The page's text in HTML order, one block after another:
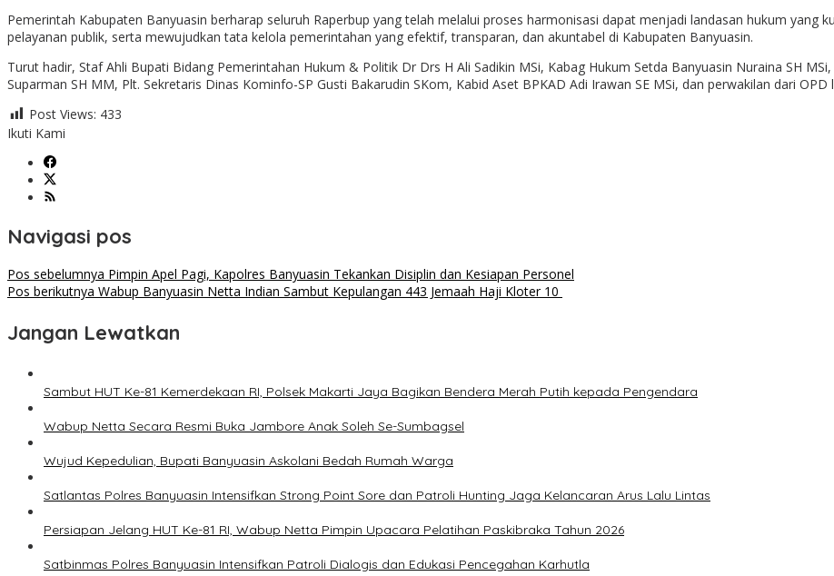
Pemerintah Kabupaten Banyuasin berharap seluruh Raperbup yang telah melalui proses harmonisasi dapat menjadi landasan hukum yang
pelayanan publik, serta mewujudkan tata kelola pemerintahan yang efektif, transparan, dan akuntabel di Kabupaten Banyuasin.
Turut hadir, Staf Ahli Bupati Bidang Pemerintahan Hukum & Politik Dr Drs H Ali Sadikin MSi, Kabag Hukum Setda Banyuasin Nuraina SH
Suparman SH MM, Plt. Sekretaris Dinas Kominfo-SP Gusti Bakarudin SKom, Kabid Aset BPKAD Adi Irawan SE MSi, dan perwakilan dari OPD
Post Views: 433
Ikuti Kami
Navigasi pos
Pos sebelumnya Pimpin Apel Pagi, Kapolres Banyuasin Tekankan Disiplin dan Kesiapan Personel
Pos berikutnya Wabup Banyuasin Netta Indian Sambut Kepulangan 443 Jemaah Haji Kloter 10
Jangan Lewatkan
Sambut HUT Ke-81 Kemerdekaan RI, Polsek Makarti Jaya Bagikan Bendera Merah Putih kepada Pengendara
Wabup Netta Secara Resmi Buka Jambore Anak Soleh Se-Sumbagsel
Wujud Kepedulian, Bupati Banyuasin Askolani Bedah Rumah Warga
Satlantas Polres Banyuasin Intensifkan Strong Point Sore dan Patroli Hunting Jaga Kelancaran Arus Lalu Lintas
Persiapan Jelang HUT Ke-81 RI, Wabup Netta Pimpin Upacara Pelatihan Paskibraka Tahun 2026
Satbinmas Polres Banyuasin Intensifkan Patroli Dialogis dan Edukasi Pencegahan Karhutla